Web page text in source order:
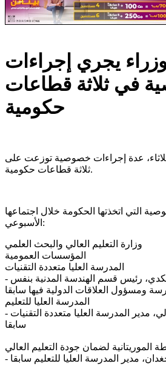
يجري إجراءات
في ثلاثة قطاعات
حكومية
عدة إجراءات خصوصية توزعت على
ثلاثة قطاعات حكومية.
التي اتخذتها الحكومة خلال اجتماعها
الأسبوعي:
وزارة التعليم العالي والبحث العلمي
المدرسة العليا متعددة التقنيات
‐ المدير: د. محمد الشيخ تكدي، رئيس قسم الهندسة المدنية بنفس
ومسؤول العلاقات الدولية فيها سابقا
المدرسة العليا للتعليم
‐ المدير: د. محمد عالي لولي، مدير المدرسة العليا متعددة التقنيات
سابقا
الموريتانية لضمان جودة التعليم العالي
مدير المدرسة العليا للتعليم سابقا